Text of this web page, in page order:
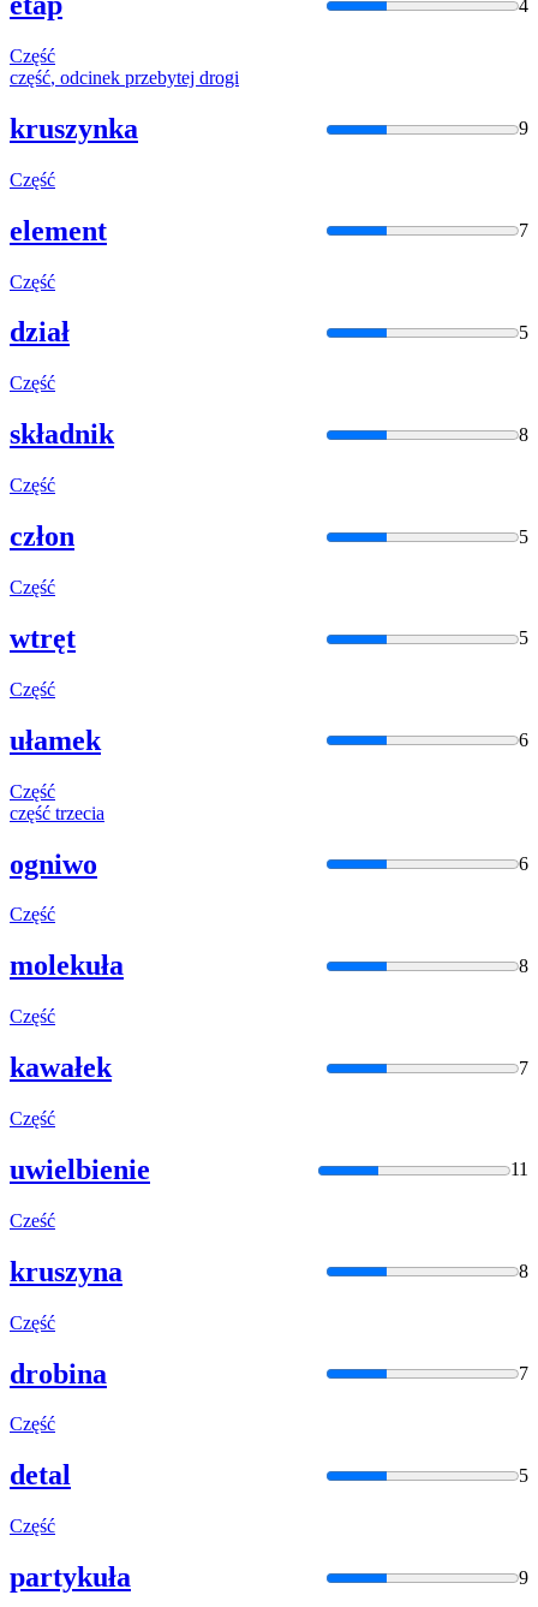
4
Część
część, odcinek przebytej drogi
kruszynka 9
Część
element 7
Część
dział 5
Część
składnik 8
Część
człon 5
Część
wtręt 5
Część
ułamek 6
Część
część trzecia
ogniwo 6
Część
molekuła 8
Część
kawałek 7
Część
uwielbienie 11
Cześć
kruszyna 8
Część
drobina 7
Część
detal 5
Część
partykuła 9